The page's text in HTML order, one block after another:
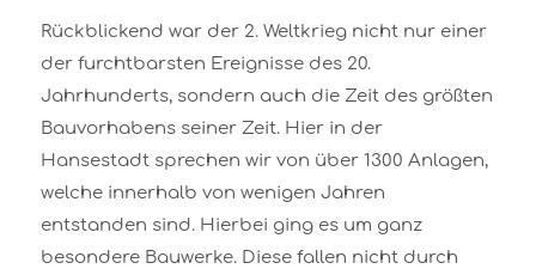
Rückblickend war der 2. Weltkrieg nicht nur einer
der furchtbarsten Ereignisse des 20.
Jahrhunderts, sondern auch die Zeit des größten
Bauvorhabens seiner Zeit. Hier in der
Hansestadt sprechen wir von über 1300 Anlagen,
welche innerhalb von wenigen Jahren
entstanden sind. Hierbei ging es um ganz
besondere Bauwerke. Diese fallen nicht durch